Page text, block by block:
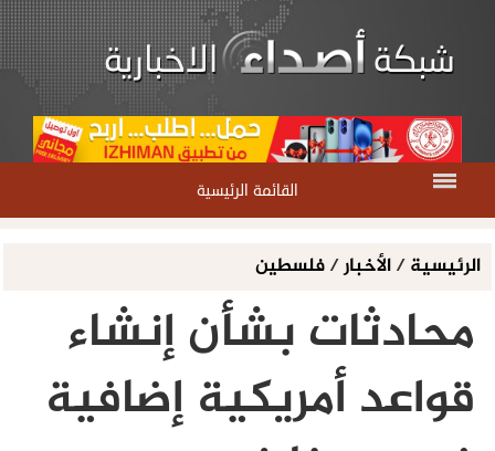
القائمة الرئيسية
الرئيسية/الأخبار/فلسطين
محادثات بشأن إنشاء
قواعد أمريكية إضافية